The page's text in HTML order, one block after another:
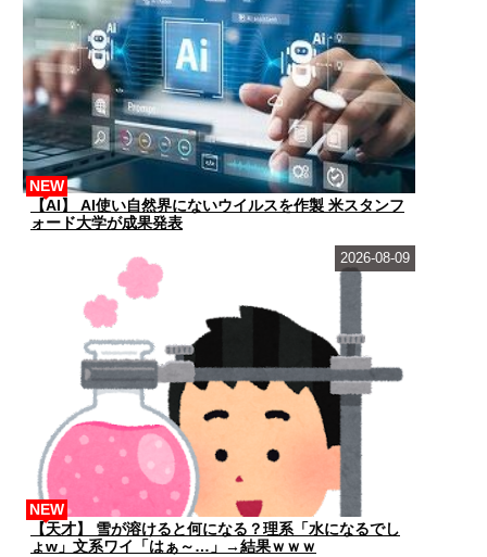
【AI】 AI使い自然界にないウイルスを作製 米スタンフ
ォード大学が成果発表
NEW
【天才】 雪が溶けると何になる？理系「水になるでし
ょw」文系ワイ「はぁ～…」→結果ｗｗｗ
NEW
2026-08-09